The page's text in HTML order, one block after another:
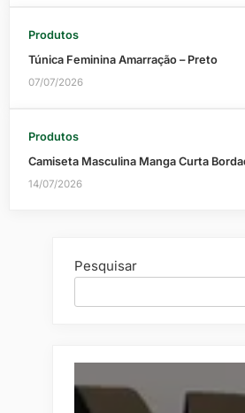
Produtos
Túnica Feminina Amarração – Preto
07/07/2026
Produtos
Camiseta Masculina Manga Curta
14/07/2026
Pesquisar